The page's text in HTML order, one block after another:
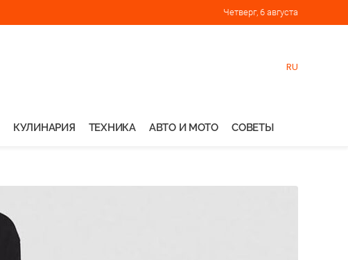
Четверг, 6 августа
RU
КУЛИНАРИЯ ТЕХНИКА АВТО И МОТО СОВЕТЫ